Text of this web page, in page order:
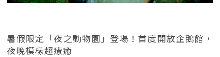
暑假限定「夜之動物園」登場！首度開放企鵝館，
夜晚模樣超療癒